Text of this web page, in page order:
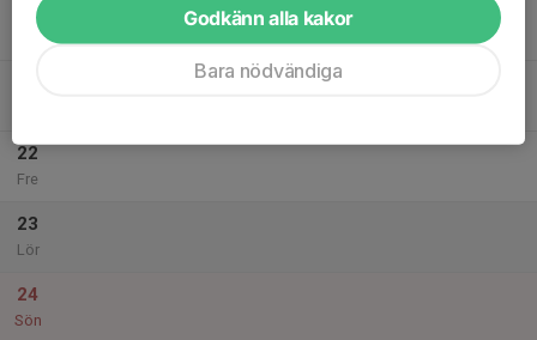
20
Ons
22
Fre
23
Lör
24
Sön
Godkänn alla kakor
Bara nödvändiga